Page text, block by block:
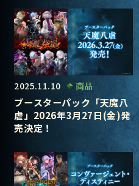
2025.11.10 商品
ブースターパック「天魔八
虐」2026年3月27日(金)発
売決定！